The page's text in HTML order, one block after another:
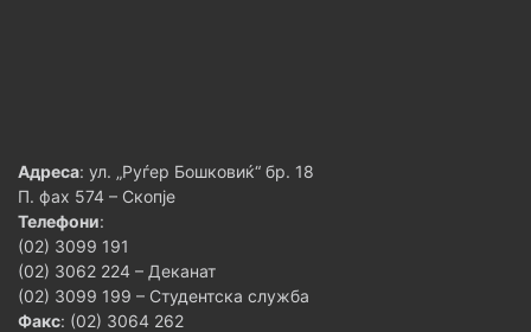
Адреса: ул. „Руѓер Бошковиќ“ бр. 18
П. фах 574 – Скопје
Телефони:
(02) 3099 191
(02) 3062 224 – Деканат
(02) 3099 199 – Студентска служба
Факс: (02) 3064 262